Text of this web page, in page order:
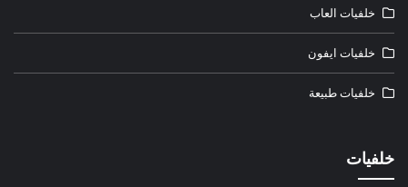
خلفيات العاب
خلفيات ايفون
خلفيات طبيعة
خلفيات